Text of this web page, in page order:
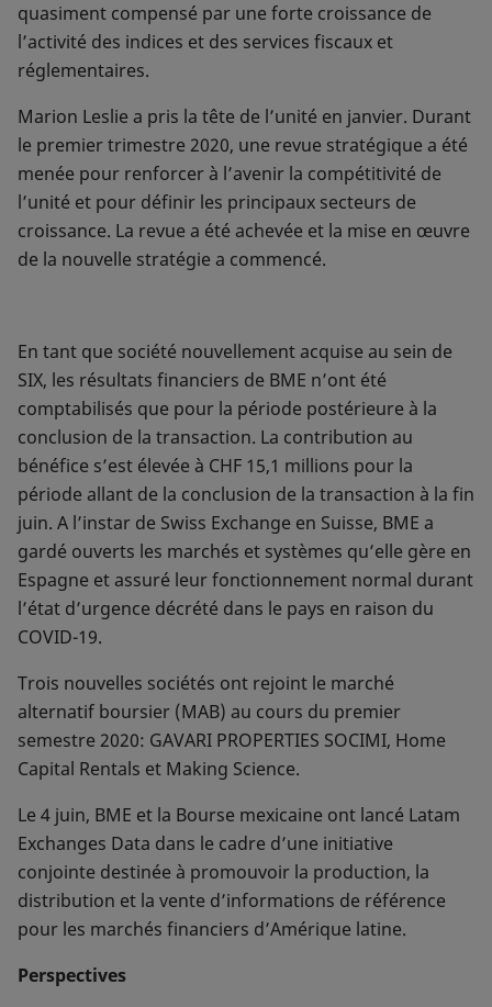
quasiment compensé par une forte croissance de
l’activité des indices et des services fiscaux et
réglementaires.
Marion Leslie a pris la tête de l’unité en janvier. Durant
le premier trimestre 2020, une revue stratégique a été
menée pour renforcer à l’avenir la compétitivité de
l’unité et pour définir les principaux secteurs de
croissance. La revue a été achevée et la mise en œuvre
de la nouvelle stratégie a commencé.
En tant que société nouvellement acquise au sein de
SIX, les résultats financiers de BME n’ont été
comptabilisés que pour la période postérieure à la
conclusion de la transaction. La contribution au
bénéfice s’est élevée à CHF 15,1 millions pour la
période allant de la conclusion de la transaction à la fin
juin. A l’instar de Swiss Exchange en Suisse, BME a
gardé ouverts les marchés et systèmes qu’elle gère en
Espagne et assuré leur fonctionnement normal durant
l’état d’urgence décrété dans le pays en raison du
COVID-19.
Trois nouvelles sociétés ont rejoint le marché
alternatif boursier (MAB) au cours du premier
semestre 2020: GAVARI PROPERTIES SOCIMI, Home
Capital Rentals et Making Science.
Le 4 juin, BME et la Bourse mexicaine ont lancé Latam
Exchanges Data dans le cadre d’une initiative
conjointe destinée à promouvoir la production, la
distribution et la vente d’informations de référence
pour les marchés financiers d’Amérique latine.
Perspectives